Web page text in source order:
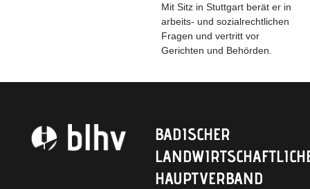
Mit Sitz in Stuttgart berät er in
arbeits- und sozialrechtlichen
Fragen und vertritt vor
Gerichten und Behörden.
BADISCHER
HAUPTVERBAND